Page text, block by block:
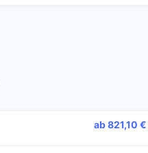
ab 821,10 €